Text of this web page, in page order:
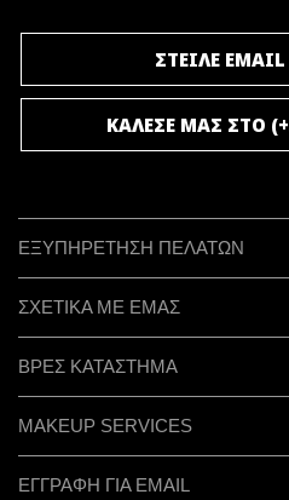
ΣΤΕΙΛΕ EMAIL
ΚΑΛΕΣΕ ΜΑΣ ΣΤΟ
ΕΞΥΠΗΡΕΤΗΣΗ ΠΕΛΑΤΩΝ
ΣΧΕΤΙΚΑ ΜΕ ΕΜΑΣ
ΒΡΕΣ ΚΑΤΑΣΤΗΜΑ
MAKEUP SERVICES
ΕΓΓΡΑΦΗ ΓΙΑ EMAIL